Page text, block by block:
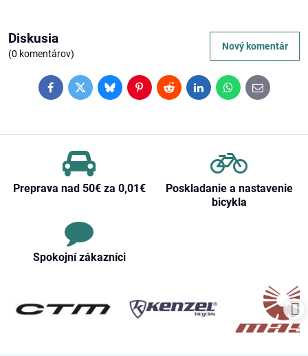
Diskusia
(0 komentárov)
Nový komentár
FacebookTwitterBlueskyPinterestRedditLinkedInWhatsApp
E-
mail
Preprava nad 50€ za 0,01€
Poskladanie a nastavenie
bicykla
Spokojní zákazníci